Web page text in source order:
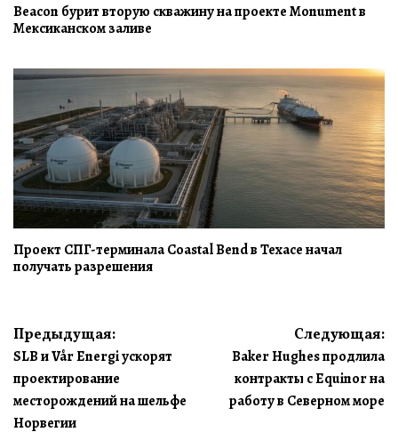
Beacon бурит вторую скважину на проекте Monument в
Мексиканском заливе
Проект СПГ-терминала Coastal Bend в Техасе начал
получать разрешения
Навигация
по
записям
Предыдущая:
SLB и Vår Energi ускорят
проектирование
месторождений на шельфе
Норвегии
Следующая:
Baker Hughes продлила
контракты с Equinor на
работу в Северном море